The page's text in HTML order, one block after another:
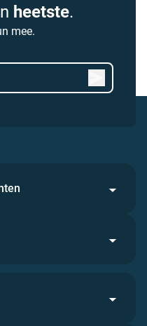
heetste.
mee.